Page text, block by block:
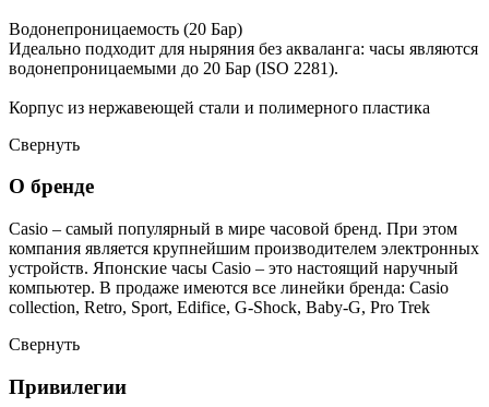
Водонепроницаемость (20 Бар)
Идеально подходит для ныряния без акваланга: часы являются
водонепроницаемыми до 20 Бар (ISO 2281).
Корпус из нержавеющей стали и полимерного пластика
Свернуть
О бренде
Casio – самый популярный в мире часовой бренд. При этом
компания является крупнейшим производителем электронных
устройств. Японские часы Casio – это настоящий наручный
компьютер. В продаже имеются все линейки бренда: Casio
collection, Retro, Sport, Edifice, G-Shock, Baby-G, Pro Trek
Свернуть
Привилегии